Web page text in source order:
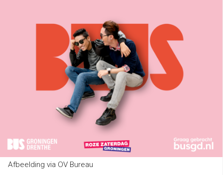
Afbeelding via OV Bureau